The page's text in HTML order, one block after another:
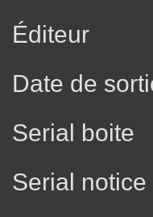
Éditeur
Date de
Serial boite
Serial notice